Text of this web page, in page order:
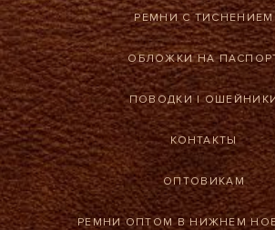
РЕМНИ С ТИСНЕНИЕМ
ОБЛОЖКИ НА
ПОВОДКИ |
КОНТАКТЫ
ОПТОВИКАМ
РЕМНИ ОПТОМ В НИЖНЕМ